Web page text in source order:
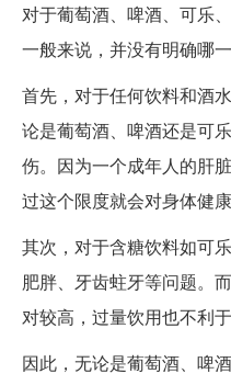
对于葡萄酒、啤酒、可乐
一般来说，并没有明确哪一
首先，对于任何饮料和酒
论是葡萄酒、啤酒还是可
伤。因为一个成年人的肝
过这个限度就会对身体健
其次，对于含糖饮料如可
肥胖、牙齿蛀牙等问题。
对较高，过量饮用也不利于
因此，无论是葡萄酒、啤